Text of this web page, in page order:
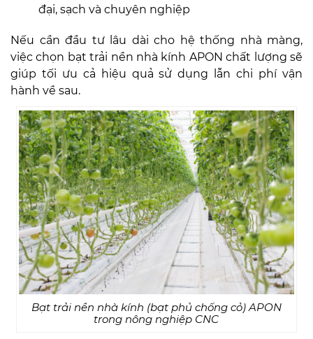
đại, sạch và chuyên nghiệp
Nếu cần đầu tư lâu dài cho hệ thống nhà màng,
việc chọn bạt trải nền nhà kính APON chất lượng sẽ
giúp tối ưu cả hiệu quả sử dụng lẫn chi phí vận
hành về sau.
Bạt trải nền nhà kính (bạt phủ chống cỏ) APON
trong nông nghiệp CNC